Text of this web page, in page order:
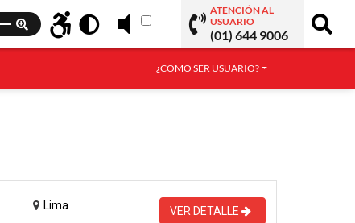
ATENCIÓN AL
USUARIO
(01) 644 9006
¿COMO SER USUARIO?
Lima VER DETALLE